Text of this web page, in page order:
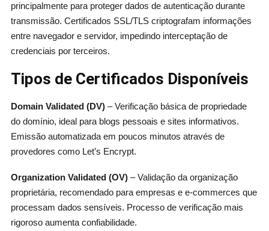
principalmente para proteger dados de autenticação durante
transmissão. Certificados SSL/TLS criptografam informações
entre navegador e servidor, impedindo interceptação de
credenciais por terceiros.
Tipos de Certificados Disponíveis
Domain Validated (DV)– Verificação básica de propriedade
do domínio, ideal para blogs pessoais e sites informativos.
Emissão automatizada em poucos minutos através de
provedores como Let’s Encrypt.
Organization Validated (OV)– Validação da organização
proprietária, recomendado para empresas e e-commerces que
processam dados sensíveis. Processo de verificação mais
rigoroso aumenta confiabilidade.